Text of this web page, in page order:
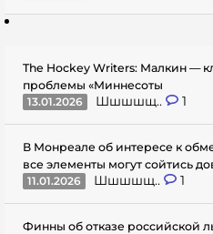
The Hockey Writers: Малкин —
проблемы «Миннесоты
13.01.2026
Шшшшщ.. 1
В Монреале об интересе к
все элементы могут сойтись
11.01.2026
Шшшшщ.. 1
Финны об отказе российской